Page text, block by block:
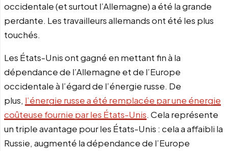
occidentale (et surtout l’Allemagne) a été la grande
perdante. Les travailleurs allemands ont été les plus
touchés.
Les États-Unis ont gagné en mettant fin à la
dépendance de l’Allemagne et de l’Europe
occidentale à l’égard de l’énergie russe. De
plus, l’énergie russe a été remplacée par une énergie
coûteuse fournie par les États-Unis. Cela représente
un triple avantage pour les États-Unis : cela a affaibli la
Russie, augmenté la dépendance de l’Europe